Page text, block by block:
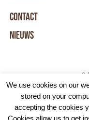
CONTACT
NIEUWS
©
DISCLAIMER
We use cookies on our
stored on your
accepting the cookies
Cookies allow us to get